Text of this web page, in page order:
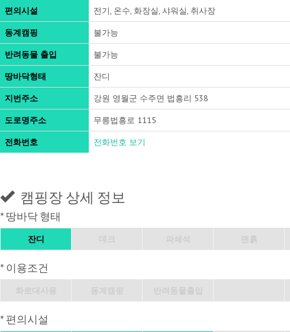
편의시설 전기, 온수, 화장실, 샤워실, 취사장
동계캠핑 불가능
반려동물 출입 불가능
땅바닥형태 잔디
지번주소 강원 영월군 수주면 법흥리 538
도로명주소 무릉법흥로 1115
전화번호 전화번호 보기
캠핑장 상세 정보
* 땅바닥 형태
잔디
* 이용조건
* 편의시설